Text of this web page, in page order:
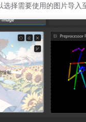
选择需要使用的图片导入